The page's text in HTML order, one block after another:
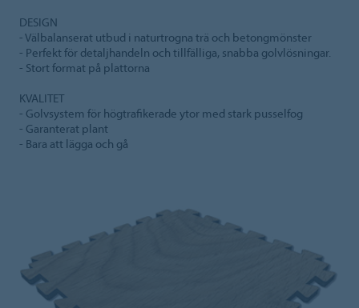
DESIGN
- Välbalanserat utbud i naturtrogna trä och betongmönster
- Perfekt för detaljhandeln och tillfälliga, snabba golvlösningar.
- Stort format på plattorna
KVALITET
- Golvsystem för högtrafikerade ytor med stark pusselfog
- Garanterat plant
- Bara att lägga och gå